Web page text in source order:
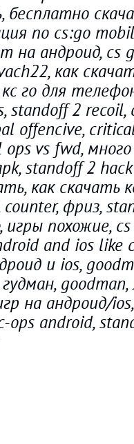
по cs:go
на андроид, cs
как
го для
standoff 2 recoil,
offencive,
vs fwd, много
standoff 2
как скачать
counter, фриз,
похожие,
and ios like
и ios,
на андроид/
ops android,